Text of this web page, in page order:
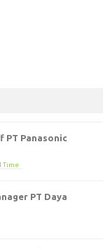
PT Panasonic
Time
PT Daya